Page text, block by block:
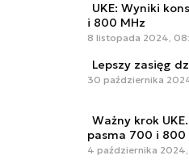
UKE: Wyniki
i 800 MHz
8 listopada 2024,
Lepszy zasięg
30 października
Ważny krok
pasma 700 i 800
4 października 2024,